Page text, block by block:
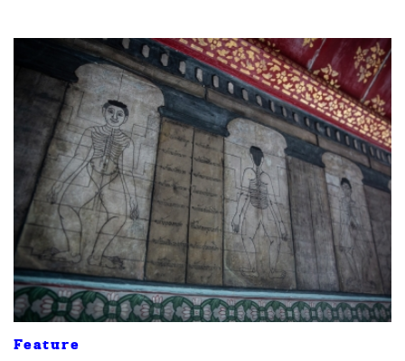
Feature
ค้นหา
SHARE TWEET LINE EMAIL